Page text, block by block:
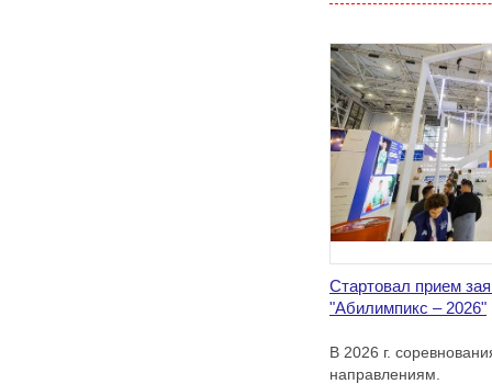
Стартовал прием
"Абилимпикс – 2026"
В 2026 г.
направлениям.